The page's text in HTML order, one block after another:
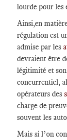
lourde pour les
Ainsi,en
régulation est
admise par les
devraient être
légitimité et
concurrentiel,
opérateurs des
charge de
souvent les
Mais si l’on